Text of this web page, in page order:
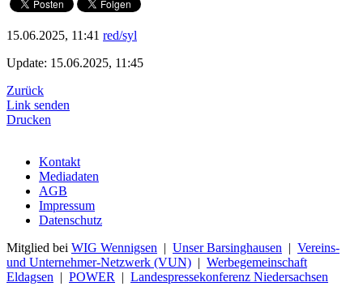
15.06.2025, 11:41 red/syl
Update: 15.06.2025, 11:45
Zurück
Link senden
Drucken
Kontakt
Mediadaten
AGB
Impressum
Datenschutz
Mitglied bei WIG Wennigsen | Unser Barsinghausen | Vereins-
und Unternehmer-Netzwerk (VUN) | Werbegemeinschaft
Eldagsen | POWER | Landespressekonferenz Niedersachsen